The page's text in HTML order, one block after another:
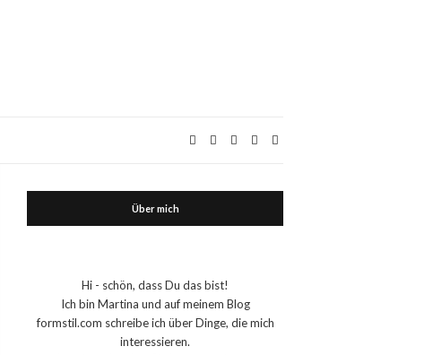
Über mich
Hi - schön, dass Du das bist!
Ich bin Martina und auf meinem Blog
formstil.com schreibe ich über Dinge, die mich
interessieren.